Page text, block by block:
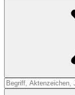
Suche